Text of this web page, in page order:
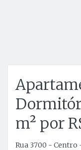
m² por
Rua 3700 - Centro